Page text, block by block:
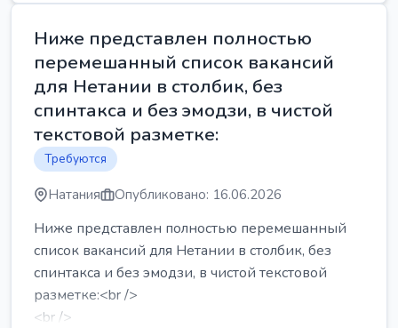
Ниже представлен полностью
перемешанный список вакансий
для Нетании в столбик, без
спинтакса и без эмодзи, в чистой
текстовой разметке:
Требуются
Натания Опубликовано: 16.06.2026
Ниже представлен полностью перемешанный
список вакансий для Нетании в столбик, без
спинтакса и без эмодзи, в чистой текстовой
разметке:<br />
<br />